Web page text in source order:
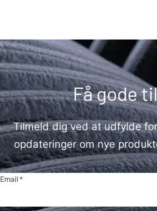
Få gode
Tilmeld dig ved at udfylde
opdateringer om nye
Email *